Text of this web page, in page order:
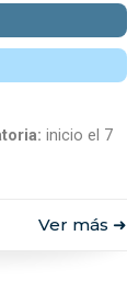
inicio el 7
Ver más ➜